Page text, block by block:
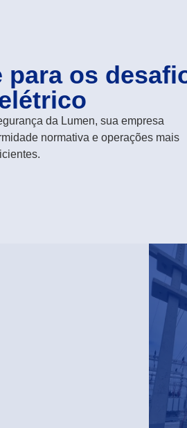
para os
da Lumen, sua empresa
normativa e operações mais